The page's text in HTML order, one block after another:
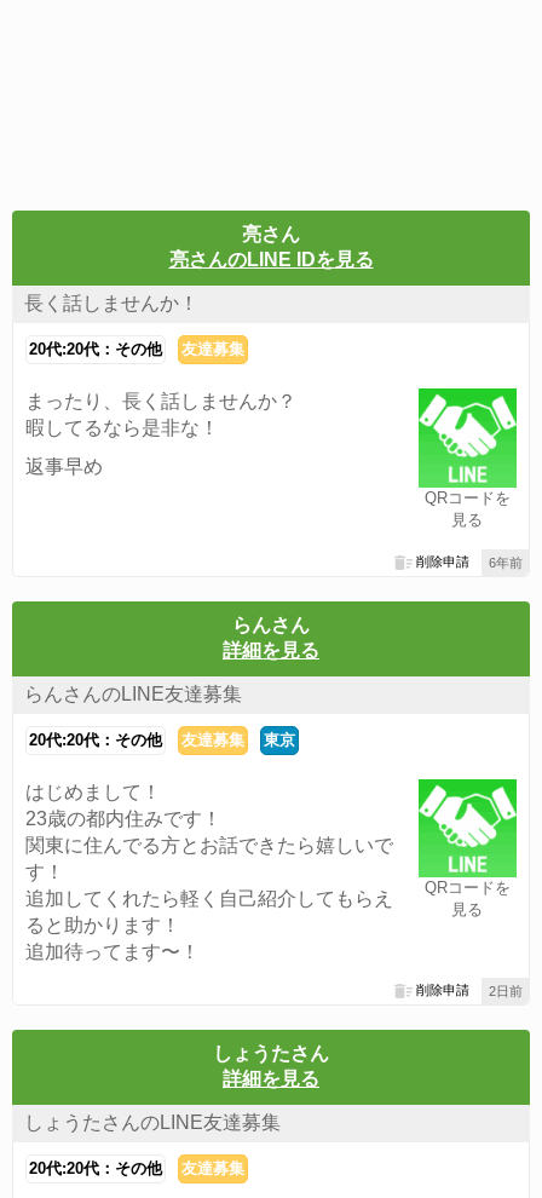
亮さん
亮さんのLINE IDを見る
長く話しませんか！
20代:20代：その他 友達募集
QRコードを
見る
まったり、長く話しませんか？
暇してるなら是非な！
返事早め
6年前
削除申請
らんさん
詳細を見る
らんさんのLINE友達募集
20代:20代：その他 友達募集 東京
QRコードを
見る
はじめまして！
23歳の都内住みです！
関東に住んでる方とお話できたら嬉しいで
す！
追加してくれたら軽く自己紹介してもらえ
ると助かります！
追加待ってます〜！
2日前
削除申請
しょうたさん
詳細を見る
しょうたさんのLINE友達募集
20代:20代：その他 友達募集